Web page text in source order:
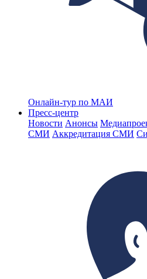
Онлайн-тур по МАИ
Пресс-центр
Новости Анонсы
СМИ Аккредитация СМИ